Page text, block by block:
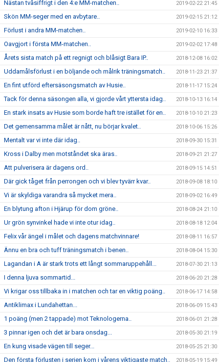
Nästan tvåsiffrigt i den 4:e MM-matchen.. 2019-02-22 21:45
Skön MM-seger med en avbytare.. 2019-02-15 21:12
Förlust i andra MM-matchen.. 2019-02-10 16:33
Oavgjort i första MM-matchen.. 2019-02-02 17:48
Årets sista match på ett regnigt och blåsigt Bara IP.. 2018-12-08 16:02
Uddamålsförlust i en böljande och målrik träningsmatch.. 2018-11-23 21:37
En fint utförd eftersäsongsmatch av Husie.. 2018-11-17 15:24
Tack för denna säsongen alla, vi gjorde vårt yttersta idag.. 2018-10-13 16:14
En stark insats av Husie som borde haft tre istället för en.. 2018-10-10 21:23
Det gemensamma målet är nått, nu börjar kvalet.. 2018-10-06 15:26
Mentalt var vi inte där idag.. 2018-09-30 15:31
Kross i Dalby men motståndet ska äras.. 2018-09-21 21:27
Att pulverisera är dagens ord.. 2018-09-15 14:51
Där gick tåget från perrongen och vi blev tyvärr kvar.. 2018-09-08 18:10
Vi är skyldiga varandra så mycket mera.. 2018-09-02 16:49
En blytung afton i Hjärup för dom gröne.. 2018-08-24 21:10
Ur grön synvinkel hade vi inte otur idag.. 2018-08-18 12:04
Felix vår ängel i målet och dagens matchvinnare! 2018-08-11 16:57
Ännu en bra och tuff träningsmatch i benen.. 2018-08-04 15:30
Lagandan i A är stark trots ett långt sommaruppehåll... 2018-07-30 21:13
I denna ljuva sommartid... 2018-06-20 21:28
Vi krigar oss tillbaka in i matchen och tar en viktig poäng.. 2018-06-17 14:58
Antiklimax i Lundahettan... 2018-06-09 15:43
1 poäng (men 2 tappade) mot Teknologerna.. 2018-06-01 21:28
3 pinnar igen och det är bara onsdag... 2018-05-30 21:19
En kung visade vägen till seger... 2018-05-25 21:30
Den första förlusten i serien kom i vårens viktigaste match.. 2018-05-19 15:49